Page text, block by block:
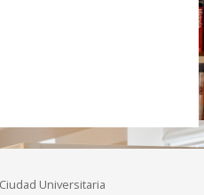
Universitaria